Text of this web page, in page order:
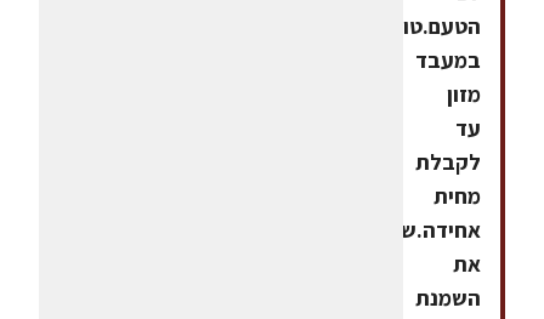
הטעם.טוחנים
במעבד
מזון
עד
לקבלת
מחית
אחידה.שופכים
את
השמנת